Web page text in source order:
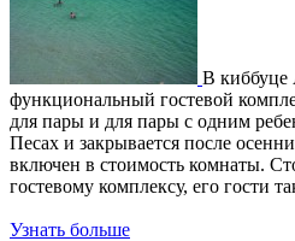
В киббуце
функциональный гостевой
для пары и для пары с одним
Песах и закрывается после
включен в стоимость комнаты.
гостевому комплексу, его гости
Узнать больше